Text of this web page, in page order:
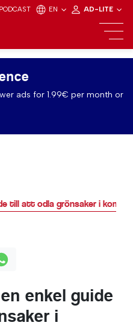
PODCAST EN AD-LITE
ads for 1.99€ per month or
till att odla grönsaker i
enkel guide
i